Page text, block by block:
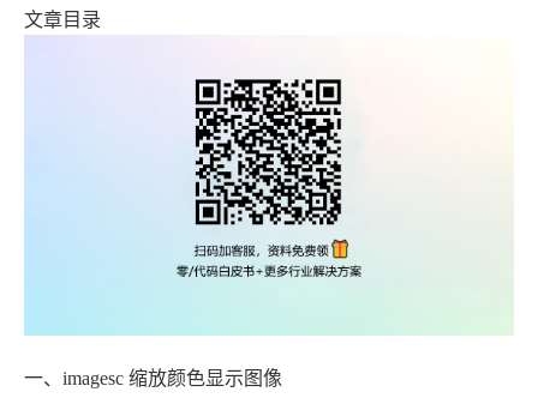
文章目录
一、imagesc 缩放颜色显示图像